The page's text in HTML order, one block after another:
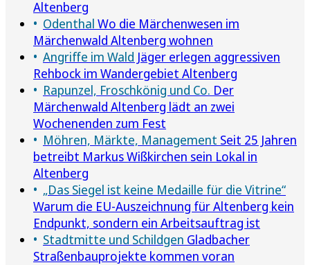
Altenberg
Odenthal Wo die Märchenwesen im
Märchenwald Altenberg wohnen
Angriffe im Wald Jäger erlegen aggressiven
Rehbock im Wandergebiet Altenberg
Rapunzel, Froschkönig und Co. Der
Märchenwald Altenberg lädt an zwei
Wochenenden zum Fest
Möhren, Märkte, Management Seit 25 Jahren
betreibt Markus Wißkirchen sein Lokal in
Altenberg
„Das Siegel ist keine Medaille für die Vitrine“
Warum die EU-Auszeichnung für Altenberg kein
Endpunkt, sondern ein Arbeitsauftrag ist
Stadtmitte und Schildgen Gladbacher
Straßenbauprojekte kommen voran